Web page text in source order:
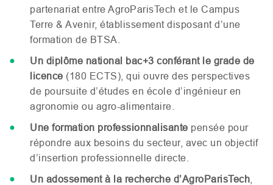
partenariat entre AgroParisTech et le Campus
Terre & Avenir, établissement disposant d’une
formation de BTSA
Un diplôme national bac+3 conférant le grade de
licence (180 ECTS), qui ouvre des perspectives
de poursuite d’études en école d’ingénieur en
agronomie ou agro-alimentaire.
Une formation professionnalisante pensée pour
répondre aux besoins du secteur, avec un objectif
d’insertion professionnelle directe.
Un adossement à la recherche d’AgroParisTech